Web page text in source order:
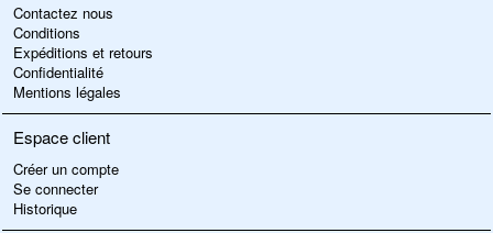
Contactez nous
Conditions
Expéditions et retours
Confidentialité
Mentions légales
Espace client
Créer un compte
Se connecter
Historique